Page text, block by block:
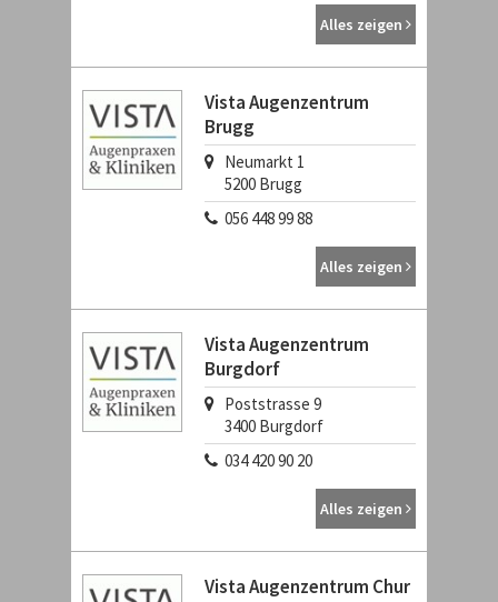
Alles zeigen
Vista Augenzentrum
Brugg
Neumarkt 1
5200 Brugg
056 448 99 88
Alles zeigen
Vista Augenzentrum
Burgdorf
Poststrasse 9
3400 Burgdorf
034 420 90 20
Alles zeigen
Vista Augenzentrum Chur